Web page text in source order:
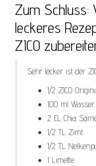
Zum Schluss:
leckeres
ZICO
Sehr lecker ist der
1/2 ZICO
100 ml Wasser
2 EL Chia
1/2 TL Zimt
1/2 TL
1 Limette